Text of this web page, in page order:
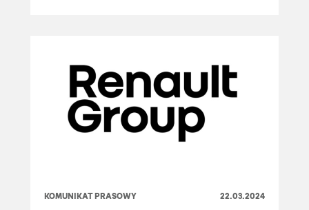
KOMUNIKAT PRASOWY 22.03.2024